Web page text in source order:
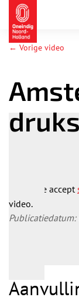
← Vorige video
Please accept
video.